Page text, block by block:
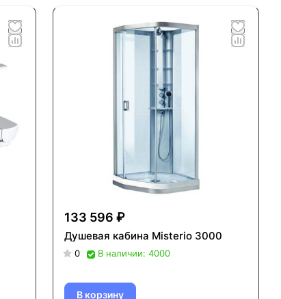
133 596 ₽
Душевая кабина Misterio 3000
0 В наличии: 4000
В корзину